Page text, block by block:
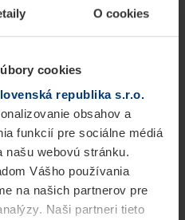
O cookies
cookies
republika s.r.o.
obsahov a
funkcií pre sociálne médiá
našu webovú stránku.
Vášho používania
na našich partnerov pre
Naši partneri tieto